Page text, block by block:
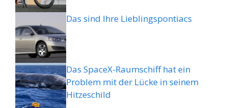
Das sind Ihre Lieblingspontiacs
Das SpaceX-Raumschiff hat ein
Problem mit der Lücke in seinem
Hitzeschild